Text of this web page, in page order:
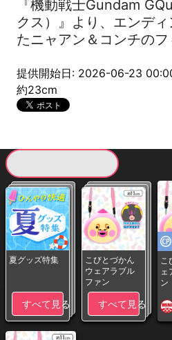
『機動戦士Gundam
クス）』より、エンデ
たニャアン＆コンチのフ
提供開始日: 2026-06-23
約23cm
夏グッズ特集
すべて見る
こびとづかん
ウェアラブル
ファン
すべて見る
こ
ェ
ン